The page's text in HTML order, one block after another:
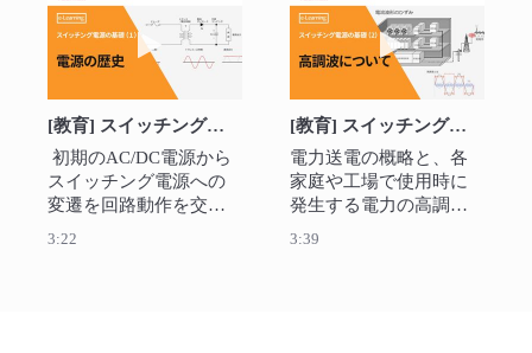
動画を再生 [教育] スイッチング電源の基
[教育] スイッチング電源の基礎（１） ～電源の歴史～
初期のAC/DC電源から
スイッチング電源への
変遷を回路動作を交え
3:22
動画を再生 [教
[教育] スイッチング電源の基礎（２） ～高調波について～
電力送電の概略と、各
家庭や工場で使用時に
発生する電力の高調波
3:39